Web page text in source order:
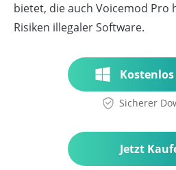
bietet, die auch Voicemod Pro
Risiken illegaler Software.
Sicherer
Jetzt